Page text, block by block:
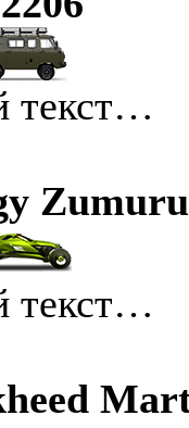
текст…
текст…